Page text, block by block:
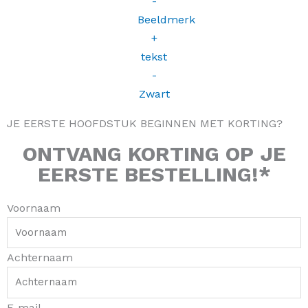
s
JE EERSTE HOOFDSTUK BEGINNEN MET KORTING?
ONTVANG KORTING OP JE
EERSTE BESTELLING!*
Voornaam
Achternaam